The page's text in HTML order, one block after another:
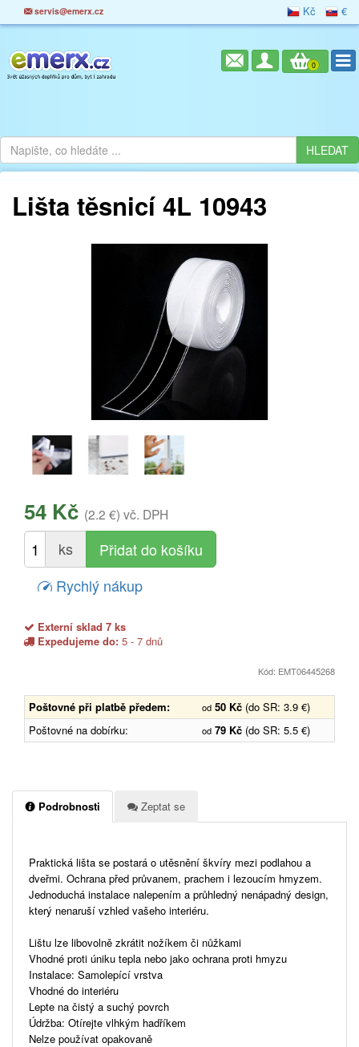
servis@emerx.cz Kč €
0
Lišta těsnicí 4L 10943
54 Kč (2.2 €) vč. DPH
ks
Rychlý nákup
Externí sklad 7 ks
Expedujeme do: 5 - 7 dnů
Kód: EMT06445268
Poštovné při platbě předem: od 50 Kč (do SR: 3.9 €)
Poštovné na dobírku:
od 79 Kč (do SR: 5.5 €)
Podrobnosti Zeptat se
Praktická lišta se postará o utěsnění škvíry mezi podlahou a
dveřmi. Ochrana před průvanem, prachem i lezoucím hmyzem.
Jednoduchá instalace nalepením a průhledný nenápadný design,
který nenaruší vzhled vašeho interiéru.
Lištu lze libovolně zkrátit nožíkem či nůžkami
Vhodné proti úniku tepla nebo jako ochrana proti hmyzu
Instalace: Samolepící vrstva
Vhodné do interiéru
Lepte na čistý a suchý povrch
Údržba: Otírejte vlhkým hadříkem
Nelze používat opakovaně